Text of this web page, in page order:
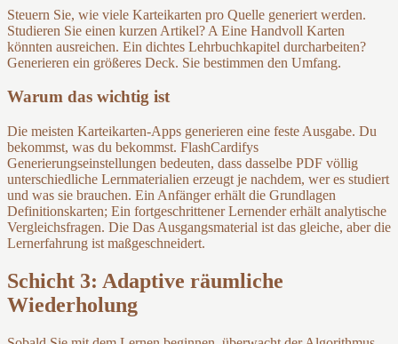
Steuern Sie, wie viele Karteikarten pro Quelle generiert werden.
Studieren Sie einen kurzen Artikel? A Eine Handvoll Karten
könnten ausreichen. Ein dichtes Lehrbuchkapitel durcharbeiten?
Generieren ein größeres Deck. Sie bestimmen den Umfang.
Warum das wichtig ist
Die meisten Karteikarten-Apps generieren eine feste Ausgabe. Du
bekommst, was du bekommst. FlashCardifys
Generierungseinstellungen bedeuten, dass dasselbe PDF völlig
unterschiedliche Lernmaterialien erzeugt je nachdem, wer es studiert
und was sie brauchen. Ein Anfänger erhält die Grundlagen
Definitionskarten; Ein fortgeschrittener Lernender erhält analytische
Vergleichsfragen. Die Das Ausgangsmaterial ist das gleiche, aber die
Lernerfahrung ist maßgeschneidert.
Schicht 3: Adaptive räumliche
Wiederholung